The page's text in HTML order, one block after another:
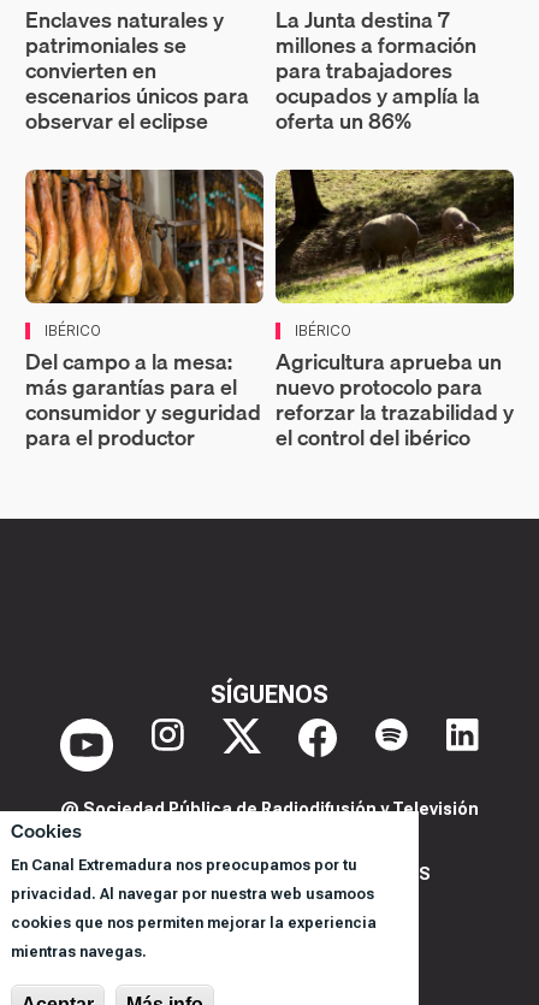
Cookies
En Canal Extremadura nos preocupamos por tu
privacidad. Al navegar por nuestra web usamoos
cookies que nos permiten mejorar la experiencia
mientras navegas.
Enclaves naturales y
patrimoniales se
convierten en
escenarios únicos para
observar el eclipse
La Junta destina 7
millones a formación
para trabajadores
ocupados y amplía la
oferta un 86%
IBÉRICO
Del campo a la mesa:
más garantías para el
consumidor y seguridad
para el productor
IBÉRICO
Agricultura aprueba un
nuevo protocolo para
reforzar la trazabilidad y
el control del ibérico
SÍGUENOS
@ Sociedad Pública de Radiodifusión y Televisión
POLITICA DE PRIVACIDAD Y COOKIES